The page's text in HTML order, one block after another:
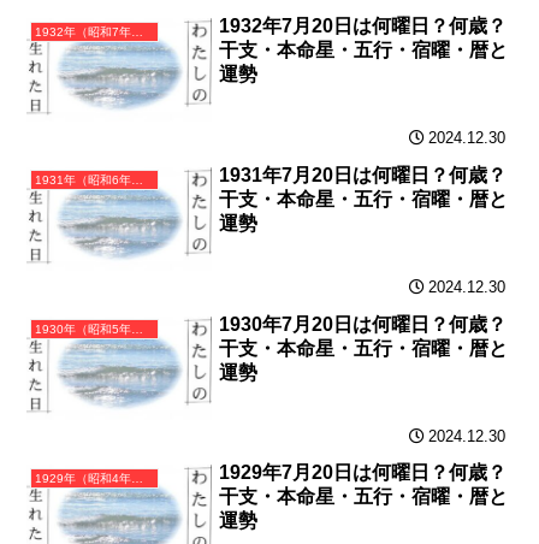
1932年（昭和7年）壬申（みずのえさる）・申年（さる年）カレンダー（月曜はじまり）
1932年7月20日は何曜日？何歳？
干支・本命星・五行・宿曜・暦と
運勢
2024.12.30
1931年（昭和6年）辛未（かのとひつじ）・未年（ひつじ年）カレンダー（月曜はじまり）
1931年7月20日は何曜日？何歳？
干支・本命星・五行・宿曜・暦と
運勢
2024.12.30
1930年（昭和5年）庚午（かのえうま）・午年（うま年）カレンダー（月曜はじまり）
1930年7月20日は何曜日？何歳？
干支・本命星・五行・宿曜・暦と
運勢
2024.12.30
1929年（昭和4年）己巳（つちのとみ）・巳年（へび年）カレンダー（月曜はじまり）
1929年7月20日は何曜日？何歳？
干支・本命星・五行・宿曜・暦と
運勢